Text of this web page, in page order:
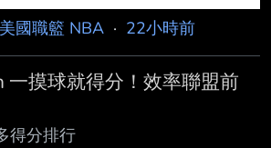
美國職籃 NBA · 22小時前
一摸球就得分！效率聯盟前
得分排行